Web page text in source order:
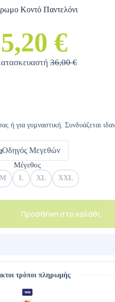
Κοντό Παντελόνι
€
36,00 €
για γυμναστική. Συνδυάζεται
Οδηγός Μεγεθών
Μέγεθος
M L XL XXL
Προσθήκη στο καλάθι
τρόποι πληρωμής